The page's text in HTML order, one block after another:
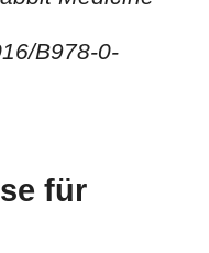
B978-0-
für